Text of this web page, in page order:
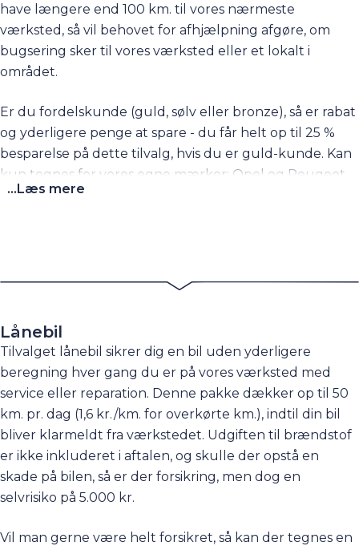
have længere end 100 km. til vores nærmeste
værksted, så vil behovet for afhjælpning afgøre, om
bugsering sker til vores værksted eller et lokalt i
området.
Er du fordelskunde (guld, sølv eller bronze), så er rabat
og yderligere penge at spare - du får helt op til 25 %
besparelse på dette tilvalg, hvis du er guld-kunde. Kan
kun tegnes for vores egne mærker: Opel og Peugeot.
...Læs mere
Lånebil
Tilvalget lånebil sikrer dig en bil uden yderligere
beregning hver gang du er på vores værksted med
service eller reparation. Denne pakke dækker op til 50
km. pr. dag (1,6 kr./km. for overkørte km.), indtil din bil
bliver klarmeldt fra værkstedet. Udgiften til brændstof
er ikke inkluderet i aftalen, og skulle der opstå en
skade på bilen, så er der forsikring, men dog en
selvrisiko på 5.000 kr.
Vil man gerne være helt forsikret, så kan der tegnes en